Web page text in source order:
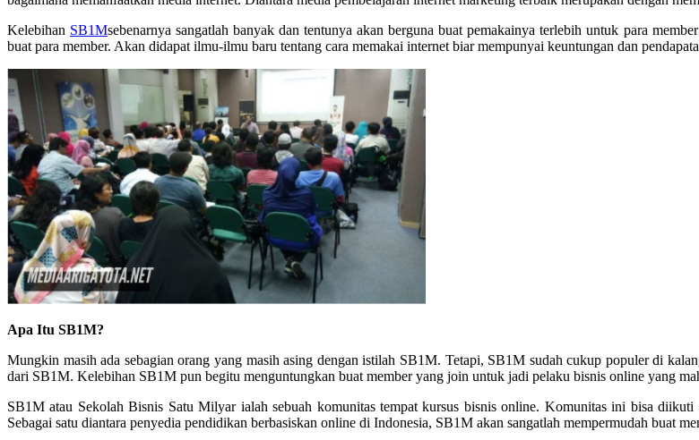
Kelebihan SB1Msebenarnya sangatlah banyak dan tentunya akan berguna buat pemakainya terlebih untuk para
buat para member. Akan didapat ilmu-ilmu baru tentang cara memakai internet biar mempunyai keuntungan dan
Apa Itu SB1M?
Mungkin masih ada sebagian orang yang masih asing dengan istilah SB1M. Tetapi, SB1M sudah cukup populer di
dari SB1M. Kelebihan SB1M pun begitu menguntungkan buat member yang join untuk jadi pelaku bisnis online yang
SB1M atau Sekolah Bisnis Satu Milyar ialah sebuah komunitas tempat kursus bisnis online. Komunitas ini bisa
Sebagai satu diantara penyedia pendidikan berbasiskan online di Indonesia, SB1M akan sangatlah mempermudah buat